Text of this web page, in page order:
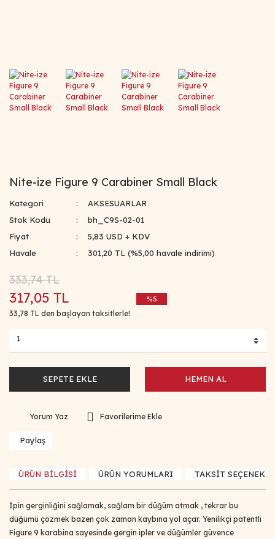
Nite-ize Figure 9 Carabiner Small Black
Kategori
AKSESUARLAR
Stok Kodu
bh_C9S-02-01
Fiyat
5,83 USD + KDV
Havale
301,20 TL (%5,00 havale indirimi)
333,74 TL
317,05 TL
33,78 TL den başlayan taksitlerle!
%5
SEPETE EKLE HEMEN AL
Yorum Yaz
Paylaş
ÜRÜN BİLGİSİ ÜRÜN YORUMLARI TAKSİT
İpin gerginliğini sağlamak, sağlam bir düğüm atmak , tekrar bu
düğümü çözmek bazen çok zaman kaybına yol açar. Yenilikçi patentli
Figure 9 karabina sayesinde gergin ipler ve düğümler güvence